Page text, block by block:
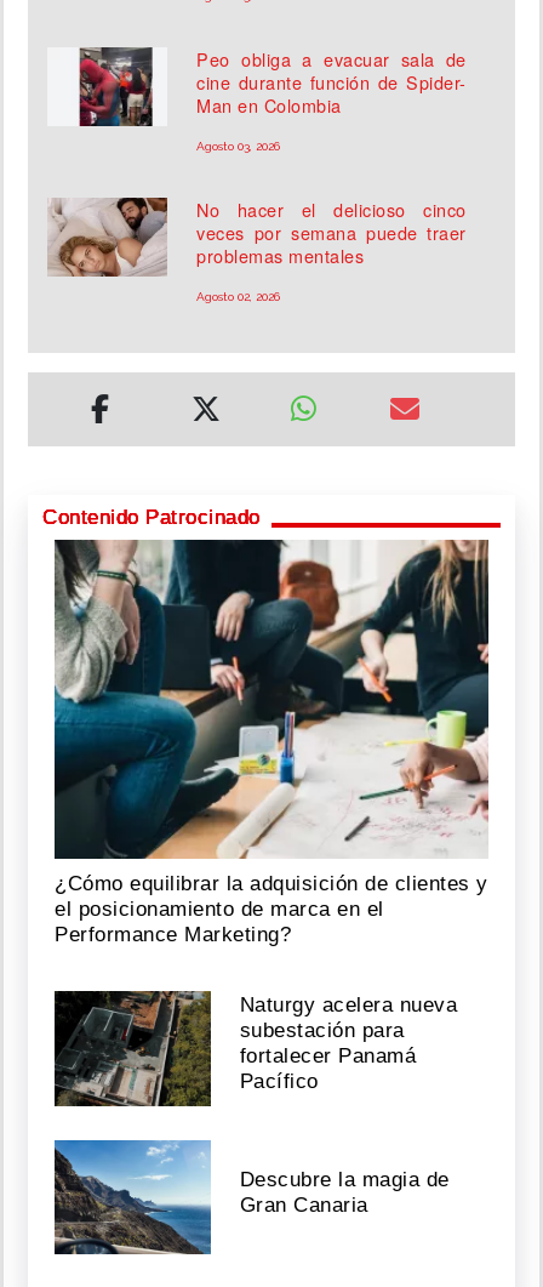
Peo obliga a evacuar sala de
cine durante función de Spider-
Man en Colombia
Agosto 03, 2026
No hacer el delicioso cinco
veces por semana puede traer
problemas mentales
Agosto 02, 2026
Contenido Patrocinado
¿Cómo equilibrar la adquisición de clientes y
el posicionamiento de marca en el
Performance Marketing?
Naturgy acelera nueva
subestación para
fortalecer Panamá
Pacífico
Descubre la magia de
Gran Canaria